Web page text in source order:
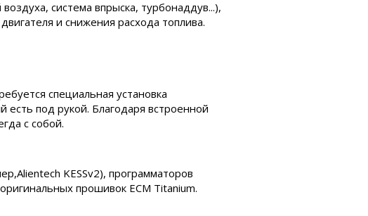
система впрыска, турбонаддув...),
и снижения расхода топлива.
специальная установка
под рукой. Благодаря встроенной
с собой.
KESSv2), программаторов
прошивок ECM Titanium.